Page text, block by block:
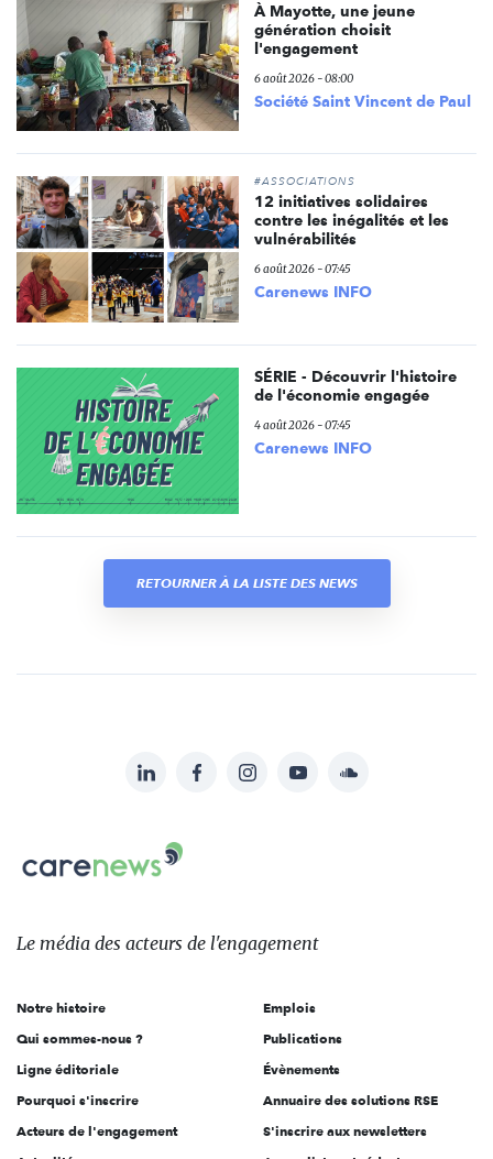
À Mayotte, une jeune
génération choisit
l'engagement
6 août 2026 - 08:00
Société Saint Vincent de Paul
#ASSOCIATIONS
12 initiatives solidaires
contre les inégalités et les
vulnérabilités
6 août 2026 - 07:45
Carenews INFO
SÉRIE - Découvrir l'histoire
de l'économie engagée
4 août 2026 - 07:45
Carenews INFO
RETOURNER À LA LISTE DES NEWS
sur:
LinkedInFacebookInstagramYouTubeSoundcloud
Carenews,
Le
des
l'engagement
Le média des acteurs de l'engagement
Notre histoire
Qui sommes-nous ?
Ligne éditoriale
Pourquoi s'inscrire
Acteurs de l'engagement
Emplois
Publications
Évènements
Annuaire des solutions RSE
S'inscrire aux newsletters